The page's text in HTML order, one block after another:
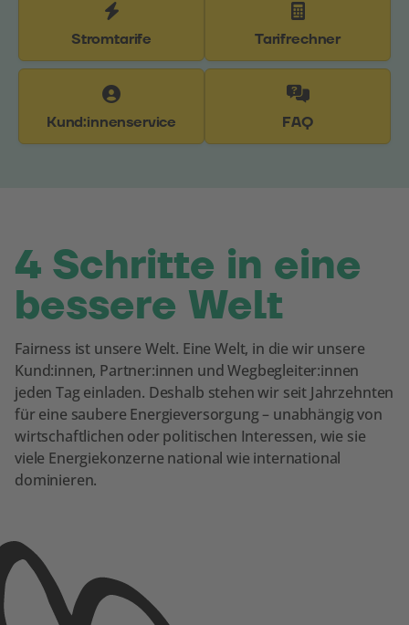
Stromtarife Tarifrechner
Kund:innenservice FAQ
4 Schritte in eine
bessere Welt
Fairness ist unsere Welt. Eine Welt, in die wir unsere
Kund:innen, Partner:innen und Wegbegleiter:innen
jeden Tag einladen. Deshalb stehen wir seit Jahrzehnten
für eine saubere Energieversorgung – unabhängig von
wirtschaftlichen oder politischen Interessen, wie sie
viele Energiekonzerne national wie international
dominieren.